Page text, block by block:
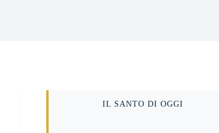
IL SANTO DI OGGI